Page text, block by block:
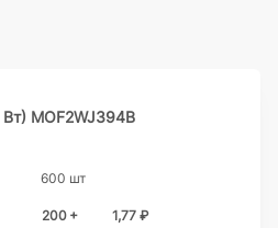
MOF2WJ394B
600 шт
200 +
1,77 ₽